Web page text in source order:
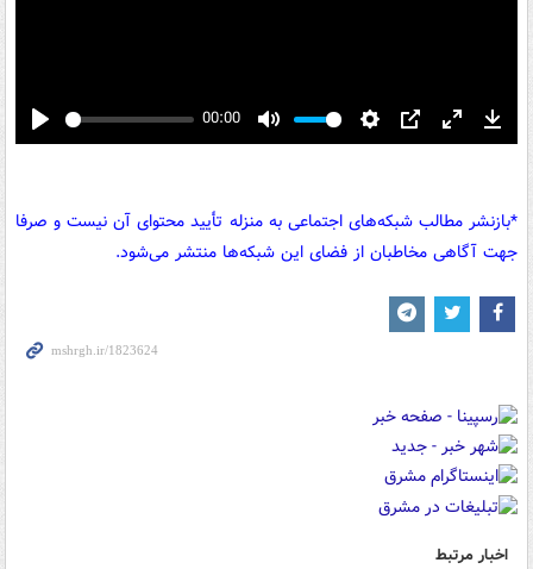
Play
00:00
Mute Settings
PIP Enter
*بازنشر مطالب شبکه‌های اجتماعی به منزله تأیید محتوای آن نیست و صرفا
جهت آگاهی مخاطبان از فضای این شبکه‌ها منتشر می‌شود.
اخبار مرتبط